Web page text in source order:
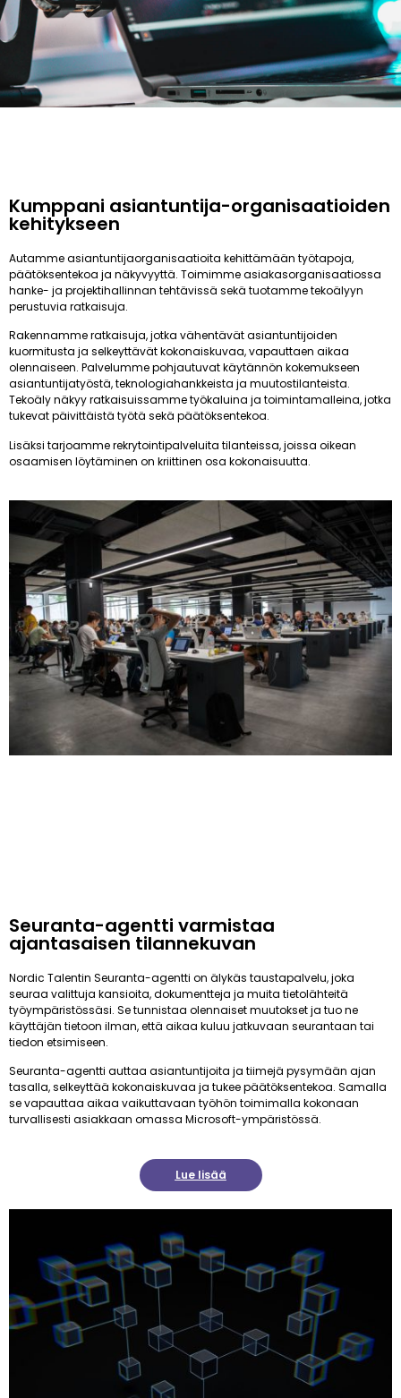
Kumppani asiantuntija-organisaatioiden
kehitykseen
Autamme asiantuntijaorganisaatioita kehittämään työtapoja,
päätöksentekoa ja näkyvyyttä. Toimimme asiakasorganisaatiossa
hanke- ja projektihallinnan tehtävissä sekä tuotamme tekoälyyn
perustuvia ratkaisuja.
Rakennamme ratkaisuja, jotka vähentävät asiantuntijoiden
kuormitusta ja selkeyttävät kokonaiskuvaa, vapauttaen aikaa
olennaiseen. Palvelumme pohjautuvat käytännön kokemukseen
asiantuntijatyöstä, teknologiahankkeista ja muutostilanteista.
Tekoäly näkyy ratkaisuissamme työkaluina ja toimintamalleina, jotka
tukevat päivittäistä työtä sekä päätöksentekoa.
Lisäksi tarjoamme rekrytointipalveluita tilanteissa, joissa oikean
osaamisen löytäminen on kriittinen osa kokonaisuutta.
Seuranta-agentti varmistaa
ajantasaisen tilannekuvan
Nordic Talentin Seuranta-agentti on älykäs taustapalvelu, joka
seuraa valittuja kansioita, dokumentteja ja muita tietolähteitä
työympäristössäsi. Se tunnistaa olennaiset muutokset ja tuo ne
käyttäjän tietoon ilman, että aikaa kuluu jatkuvaan seurantaan tai
tiedon etsimiseen.
Seuranta-agentti auttaa asiantuntijoita ja tiimejä pysymään ajan
tasalla, selkeyttää kokonaiskuvaa ja tukee päätöksentekoa. Samalla
se vapauttaa aikaa vaikuttavaan työhön toimimalla kokonaan
turvallisesti asiakkaan omassa Microsoft-ympäristössä.
Lue lisää